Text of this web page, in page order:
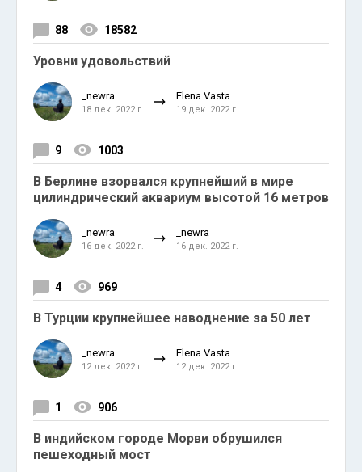
88 18582
Уровни удовольствий
_newra
18 дек. 2022 г.
Elena Vasta
19 дек. 2022 г.
9 1003
В Берлине взорвался крупнейший в мире
цилиндрический аквариум высотой 16 метров
_newra
16 дек. 2022 г.
_newra
16 дек. 2022 г.
4 969
В Турции крупнейшее наводнение за 50 лет
_newra
12 дек. 2022 г.
Elena Vasta
12 дек. 2022 г.
1 906
В индийском городе Морви обрушился
пешеходный мост